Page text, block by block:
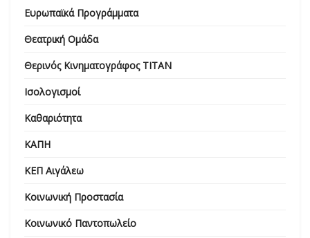
Ευρωπαϊκά Προγράμματα
Θεατρική Ομάδα
Θερινός Κινηματογράφος ΤΙΤΑΝ
Ισολογισμοί
Καθαριότητα
ΚΑΠΗ
ΚΕΠ Αιγάλεω
Κοινωνική Προστασία
Κοινωνικό Παντοπωλείο